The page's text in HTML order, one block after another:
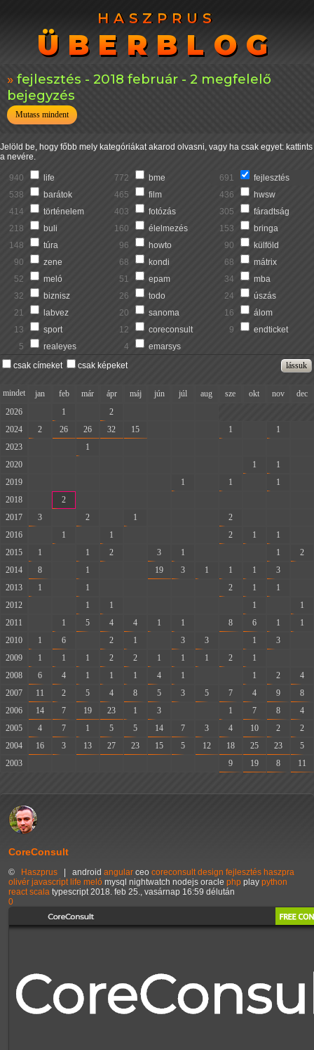
HASZPRUS
ÜBERBLOG
HASZPRUS
ÜBERBLOG
fejlesztés - 2018 február - 2 megfelelő
bejegyzés
Mutass mindent
Jelöld be, hogy főbb mely kategóriákat akarod olvasni, vagy ha csak egyet: kattints
a nevére.
940 life 772 bme 691
fejlesztés
538
barátok 465 film 436
hwsw
414
történelem 403 fotózás 305
fáradtság
218
buli 160 élelmezés 153
bringa
148
túra 96 howto 90
külföld
90
zene 68 kondi 68
mátrix
52
meló 51 epam 34
mba
32
biznisz 26 todo 24
úszás
21
labvez 20 sanoma 16
álom
13
sport 12 coreconsult 9
endticket
5
realeyes 4
emarsys
csak címeket
csak képeket
mindet jan feb már ápr máj jún júl aug sze okt nov
dec
2026
1 2
2024
2 26 26 32 15 1 1
2023
1
2020
1 1
2019
1 1 1
2018
2
2017
3 2 1 2
2016
1 1 2 1 1
2015
1 1 2 3 1 1
2
2014
8 1 19 3 1 1 1 3
2013
1 1 2 1 1
2012
1 1 1
1
2011
1 5 4 4 1 1 8 6 1
1
2010
1 6 2 1 3 3 1 3
2009
1 1 1 2 2 1 1 1 2 1
2008
6 4 1 1 1 4 1 1 2
4
2007
11 2 5 4 8 5 3 5 7 4 9
8
2006
14 7 19 23 1 3 1 7 8
4
2005
4 7 1 5 5 14 7 3 4 10 2
2
2004
16 3 13 27 23 15 5 12 18 25 23
5
2003
9 19 8 11
CoreConsult
© Haszprus android angular ceo coreconsult design fejlesztés haszpra
olivér javascript life meló mysql nightwatch nodejs oracle php play python
react scala typescript 2018. feb 25., vasárnap 16:59 délután
0